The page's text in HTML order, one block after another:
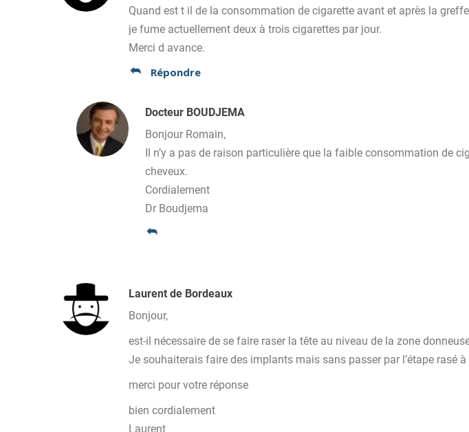
Quand est t il de la consommation de cigarette avant et après la
je fume actuellement deux à trois cigarettes par jour.
Merci d avance.
Répondre
Docteur BOUDJEMA
Bonjour Romain,
Il n’y a pas de raison particulière que la faible consommation de
cheveux.
Cordialement
Dr Boudjema
Laurent de Bordeaux
Bonjour,
est-il nécessaire de se faire raser la tête au niveau de la zone
Je souhaiterais faire des implants mais sans passer par l’étape rasé
merci pour votre réponse
bien cordialement
Laurent